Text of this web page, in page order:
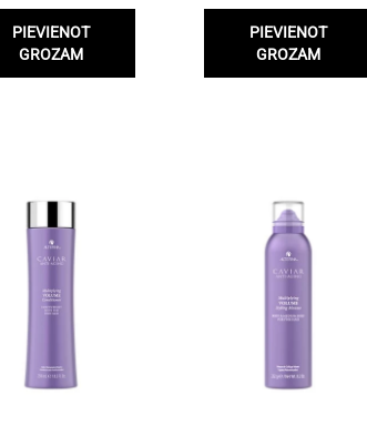
PIEVIENOT
GROZAM
PIEVIENOT
GROZAM